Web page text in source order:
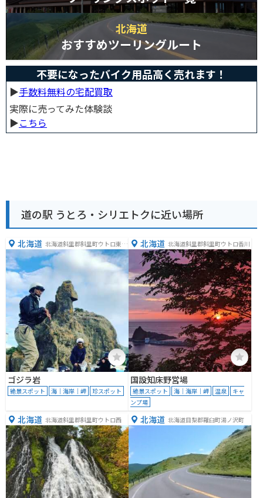
北海道
おすすめツーリングルート
不要になったバイク用品高く売れます！
▶︎手数料無料の宅配買取
実際に売ってみた体験談
▶︎こちら
道の駅 うとろ・シリエトクに近い場所
北海道 北海道斜里郡斜里町ウトロ東１
２２
ゴジラ岩
絶景スポット 海｜海岸｜岬 珍スポット
北海道 北海道斜里郡斜里町ウトロ香川
国設知床野営場
絶景スポット 海｜海岸｜岬 温泉
キャ
ンプ場
北海道 北海道斜里郡斜里町ウトロ西 北海道 北海道目梨郡羅臼町湯ノ沢町